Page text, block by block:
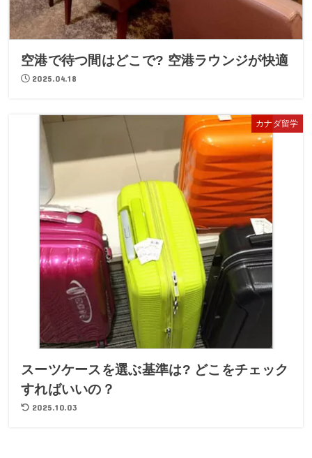
空港で待つ間はどこで? 空港ラウンジが快適
2025.04.18
カナダ留学
スーツケースを選ぶ基準は? どこをチェック
すればいいの？
2025.10.03